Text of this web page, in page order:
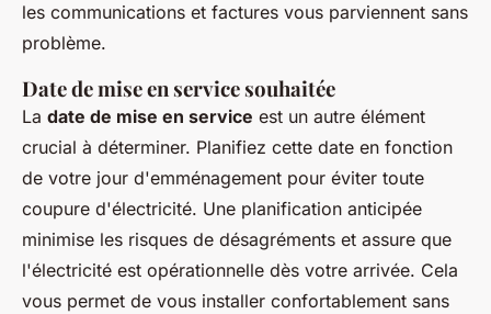
les communications et factures vous parviennent sans
problème.
Date de mise en service souhaitée
La date de mise en service est un autre élément
crucial à déterminer. Planifiez cette date en fonction
de votre jour d'emménagement pour éviter toute
coupure d'électricité. Une planification anticipée
minimise les risques de désagréments et assure que
l'électricité est opérationnelle dès votre arrivée. Cela
vous permet de vous installer confortablement sans